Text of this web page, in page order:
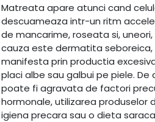
Matreata apare atunci cand
descuameaza intr-un ritm
de mancarime, roseata si,
cauza este dermatita
manifesta prin productia
placi albe sau galbui pe piele.
poate fi agravata de factori
hormonale, utilizarea produselor
igiena precara sau o dieta